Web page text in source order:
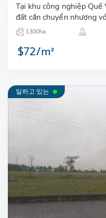
Tại khu công nghiệp Quế
đất cần chuyển nhượng
đất có vị trí đẹp, rộng rãi
…
1300ha
$72/m²
일하고 있는